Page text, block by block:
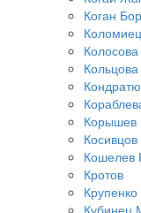
Коган
Корышев
Кошелев
Кротов
Кубинец